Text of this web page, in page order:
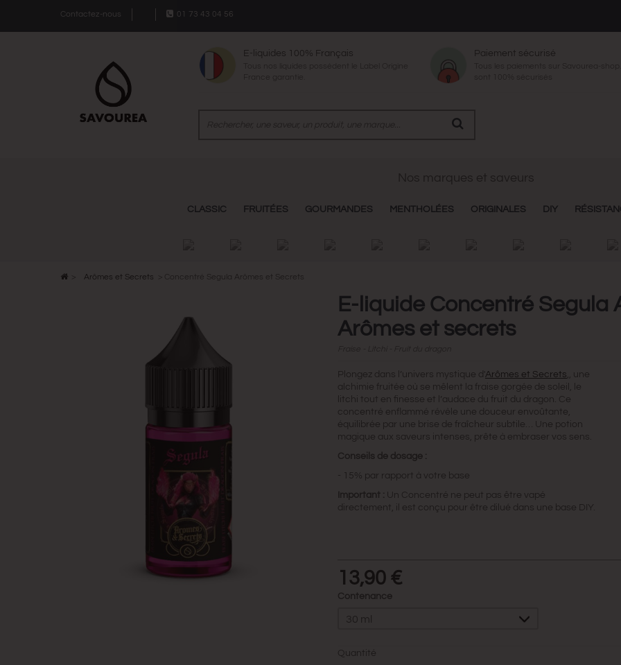
Contactez-nous 01 73 43 04 56
E-liquides 100% Français Paiement sécurisé
CLASSIC FRUITÉES GOURMANDES MENTHOLÉES ORIGINALES DIY
Arômes et Secrets Concentré Segula Arômes et Secrets
E-liquide Concentré Segula
Arômes et secrets
Plongez dans l’univers mystique d' Arômes et Secrets ,, une
alchimie fruitée où se mêlent la fraise gorgée de soleil, le
litchi tout en finesse et l’audace du fruit du dragon. Ce
concentré enflammé révèle une douceur envoûtante,
équilibrée par une brise de fraîcheur subtile… Une potion
magique aux saveurs intenses, prête à embraser vos sens.
Conseils de dosage :
- 15% par rapport à votre base
Important : Un Concentré ne peut pas être vapé
directement, il est conçu pour être dilué dans une base DIY.
13,90 €
Contenance
30 ml
Quantité